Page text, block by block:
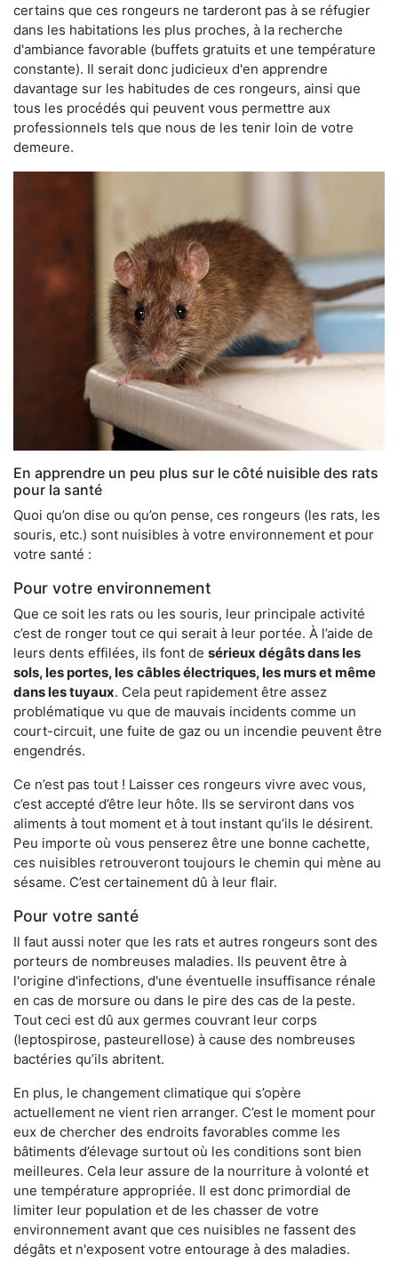
certains que ces rongeurs ne tarderont pas à se réfugier
dans les habitations les plus proches, à la recherche
d'ambiance favorable (buffets gratuits et une température
constante). Il serait donc judicieux d'en apprendre
davantage sur les habitudes de ces rongeurs, ainsi que
tous les procédés qui peuvent vous permettre aux
professionnels tels que nous de les tenir loin de votre
demeure.
En apprendre un peu plus sur le côté nuisible des rats
pour la santé
Quoi qu’on dise ou qu’on pense, ces rongeurs (les rats, les
souris, etc.) sont nuisibles à votre environnement et pour
votre santé :
Pour votre environnement
Que ce soit les rats ou les souris, leur principale activité
c’est de ronger tout ce qui serait à leur portée. À l’aide de
leurs dents effilées, ils font de sérieux dégâts dans les
sols, les portes, les câbles électriques, les murs et même
dans les tuyaux. Cela peut rapidement être assez
problématique vu que de mauvais incidents comme un
court-circuit, une fuite de gaz ou un incendie peuvent être
engendrés.
Ce n’est pas tout ! Laisser ces rongeurs vivre avec vous,
c’est accepté d’être leur hôte. Ils se serviront dans vos
aliments à tout moment et à tout instant qu’ils le désirent.
Peu importe où vous penserez être une bonne cachette,
ces nuisibles retrouveront toujours le chemin qui mène au
sésame. C’est certainement dû à leur flair.
Pour votre santé
Il faut aussi noter que les rats et autres rongeurs sont des
porteurs de nombreuses maladies. Ils peuvent être à
l'origine d'infections, d'une éventuelle insuffisance rénale
en cas de morsure ou dans le pire des cas de la peste.
Tout ceci est dû aux germes couvrant leur corps
(leptospirose, pasteurellose) à cause des nombreuses
bactéries qu’ils abritent.
En plus, le changement climatique qui s’opère
actuellement ne vient rien arranger. C’est le moment pour
eux de chercher des endroits favorables comme les
bâtiments d’élevage surtout où les conditions sont bien
meilleures. Cela leur assure de la nourriture à volonté et
une température appropriée. Il est donc primordial de
limiter leur population et de les chasser de votre
environnement avant que ces nuisibles ne fassent des
dégâts et n'exposent votre entourage à des maladies.